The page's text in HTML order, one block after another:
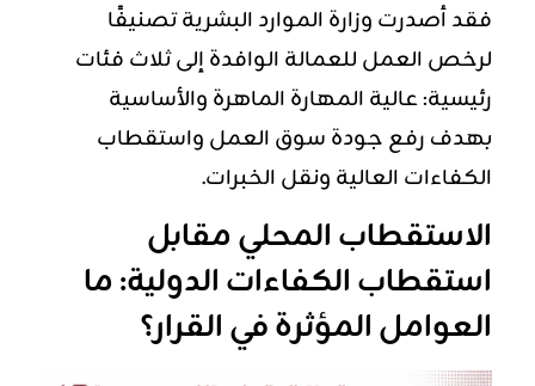
فقد أصدرت وزارة الموارد البشرية تصنيفًا
لرخص العمل للعمالة الوافدة إلى ثلاث فئات
رئيسية: عالية المهارة الماهرة والأساسية
بهدف رفع جودة سوق العمل واستقطاب
الكفاءات العالية ونقل الخبرات.
الاستقطاب المحلي مقابل
استقطاب الكفاءات الدولية: ما
العوامل المؤثرة في القرار؟